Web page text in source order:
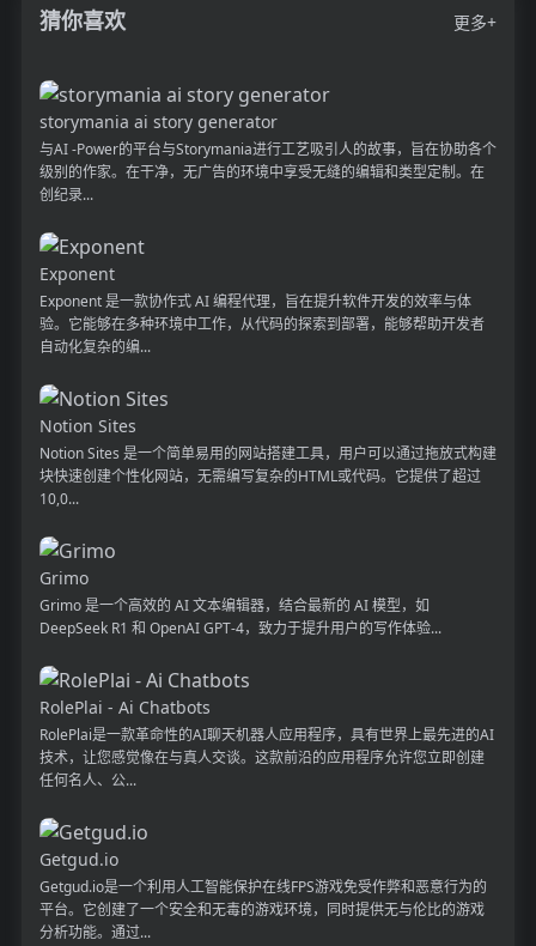
猜你喜欢 更多+
storymania ai story generator
与AI -Power的平台与Storymania进行工艺吸引人的故事，旨在协助各个
级别的作家。在干净，无广告的环境中享受无缝的编辑和类型定制。在
创纪录...
Exponent
Exponent 是一款协作式 AI 编程代理，旨在提升软件开发的效率与体
验。它能够在多种环境中工作，从代码的探索到部署，能够帮助开发者
自动化复杂的编...
Notion Sites
Notion Sites 是一个简单易用的网站搭建工具，用户可以通过拖放式构建
块快速创建个性化网站，无需编写复杂的HTML或代码。它提供了超过
10,0...
Grimo
Grimo 是一个高效的 AI 文本编辑器，结合最新的 AI 模型，如
DeepSeek R1 和 OpenAI GPT-4，致力于提升用户的写作体验...
RolePlai - Ai Chatbots
RolePlai是一款革命性的AI聊天机器人应用程序，具有世界上最先进的AI
技术，让您感觉像在与真人交谈。这款前沿的应用程序允许您立即创建
任何名人、公...
Getgud.io
Getgud.io是一个利用人工智能保护在线FPS游戏免受作弊和恶意行为的
平台。它创建了一个安全和无毒的游戏环境，同时提供无与伦比的游戏
分析功能。通过...